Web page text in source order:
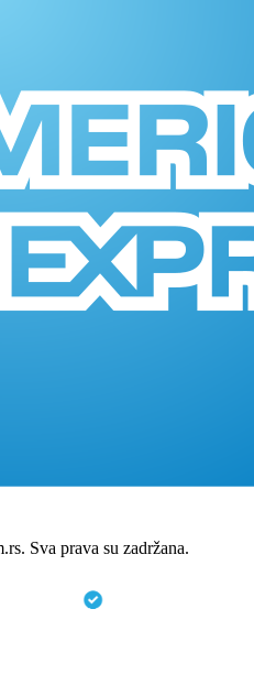
Sva prava su zadržana.